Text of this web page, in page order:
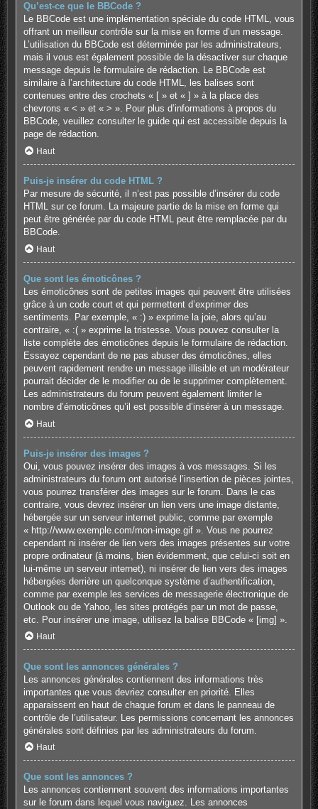
Qu’est-ce que le BBCode ?
Le BBCode est une implémentation spéciale du code HTML, vous
offrant un meilleur contrôle sur la mise en forme d’un message.
L’utilisation du BBCode est déterminée par les administrateurs,
mais il vous est également possible de la désactiver sur chaque
message depuis le formulaire de rédaction. Le BBCode est
similaire à l’architecture du code HTML, les balises sont
contenues entre des crochets « [ » et « ] » à la place des
chevrons « < » et « > ». Pour plus d’informations à propos du
BBCode, veuillez consulter le guide qui est accessible depuis la
page de rédaction.
Haut
Puis-je insérer du code HTML ?
Par mesure de sécurité, il n’est pas possible d’insérer du code
HTML sur ce forum. La majeure partie de la mise en forme qui
peut être générée par du code HTML peut être remplacée par du
BBCode.
Haut
Que sont les émoticônes ?
Les émoticônes sont de petites images qui peuvent être utilisées
grâce à un code court et qui permettent d’exprimer des
sentiments. Par exemple, « :) » exprime la joie, alors qu’au
contraire, « :( » exprime la tristesse. Vous pouvez consulter la
liste complète des émoticônes depuis le formulaire de rédaction.
Essayez cependant de ne pas abuser des émoticônes, elles
peuvent rapidement rendre un message illisible et un modérateur
pourrait décider de le modifier ou de le supprimer complètement.
Les administrateurs du forum peuvent également limiter le
nombre d’émoticônes qu’il est possible d’insérer à un message.
Haut
Puis-je insérer des images ?
Oui, vous pouvez insérer des images à vos messages. Si les
administrateurs du forum ont autorisé l’insertion de pièces jointes,
vous pourrez transférer des images sur le forum. Dans le cas
contraire, vous devrez insérer un lien vers une image distante,
hébergée sur un serveur internet public, comme par exemple
« http://www.exemple.com/mon-image.gif ». Vous ne pourrez
cependant ni insérer de lien vers des images présentes sur votre
propre ordinateur (à moins, bien évidemment, que celui-ci soit en
lui-même un serveur internet), ni insérer de lien vers des images
hébergées derrière un quelconque système d’authentification,
comme par exemple les services de messagerie électronique de
Outlook ou de Yahoo, les sites protégés par un mot de passe,
etc. Pour insérer une image, utilisez la balise BBCode « [img] ».
Haut
Que sont les annonces générales ?
Les annonces générales contiennent des informations très
importantes que vous devriez consulter en priorité. Elles
apparaissent en haut de chaque forum et dans le panneau de
contrôle de l’utilisateur. Les permissions concernant les annonces
générales sont définies par les administrateurs du forum.
Haut
Que sont les annonces ?
Les annonces contiennent souvent des informations importantes
sur le forum dans lequel vous naviguez. Les annonces